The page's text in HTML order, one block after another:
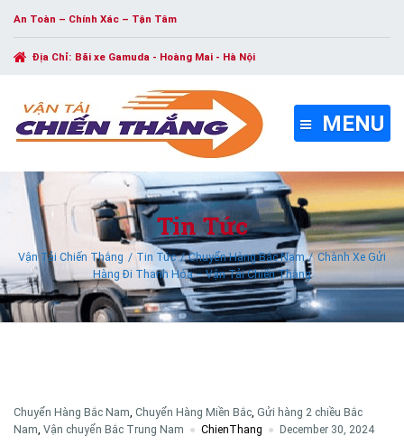
An Toàn – Chính Xác – Tận Tâm
Địa Chỉ: Bãi xe Gamuda - Hoàng Mai - Hà Nội
MENU
Tin Tức
Vận Tải Chiến Thắng Tin Tức Chuyển Hàng Bắc Nam
Chành Xe Gửi
Hàng Đi Thanh Hóa – Vận Tải Chiến Thắng
Chuyển Hàng Bắc Nam Chuyển Hàng Miền Bắc Gửi hàng 2 chiều Bắc
Nam Vận chuyển Bắc Trung Nam ChienThang December 30, 2024